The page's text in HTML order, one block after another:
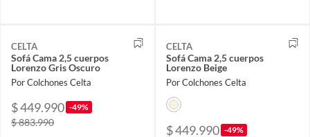
CELTA
Sofá Cama 2,5 cuerpos
Lorenzo Gris Oscuro
Por Colchones Celta
$ 449.990 -49%
$ 883.990
CELTA
Sofá Cama 2,5 cuerpos
Lorenzo Beige
Por Colchones Celta
$ 449.990 -49%